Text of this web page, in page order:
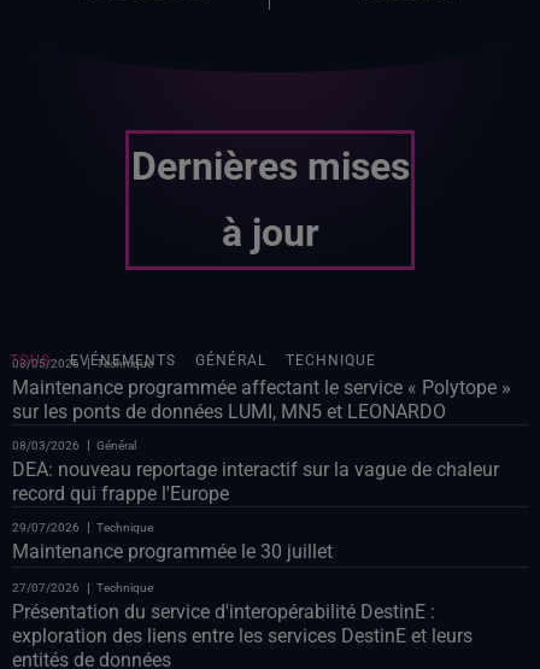
Dernières mises
à jour
EVÉNEMENTS GÉNÉRAL TECHNIQUE
TOUS
08/05/2026 Technique
Maintenance programmée affectant le service « Polytope »
sur les ponts de données LUMI, MN5 et LEONARDO
08/03/2026 Général
DEA: nouveau reportage interactif sur la vague de chaleur
record qui frappe l'Europe
29/07/2026 Technique
Maintenance programmée le 30 juillet
27/07/2026 Technique
Présentation du service d'interopérabilité DestinE :
exploration des liens entre les services DestinE et leurs
entités de données